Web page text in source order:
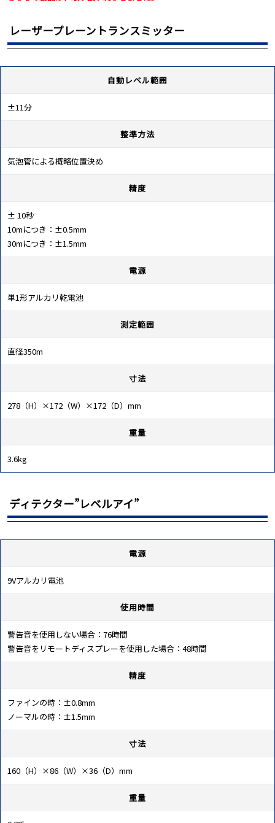
レーザープレーントランスミッター
自動レベル範囲
±11分
整準方法
気泡管による概略位置決め
精度
± 10秒
10mにつき：±0.5mm
30mにつき：±1.5mm
電源
単1形アルカリ乾電池
測定範囲
直径350m
寸法
278（H）×172（W）×172（D）mm
重量
3.6kg
ディテクター”レベルアイ”
電源
9Vアルカリ電池
使用時間
警告音を使用しない場合：76時間
警告音をリモートディスプレーを使用した場合：48時間
精度
ファインの時：±0.8mm
ノーマルの時：±1.5mm
寸法
160（H）×86（W）×36（D）mm
重量